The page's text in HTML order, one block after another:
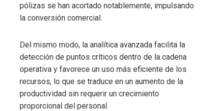
pólizas se han acortado notablemente, impulsando
la conversión comercial.
Del mismo modo, la analítica avanzada facilita la
detección de puntos críticos dentro de la cadena
operativa y favorece un uso más eficiente de los
recursos, lo que se traduce en un aumento de la
productividad sin requerir un crecimiento
proporcional del personal.